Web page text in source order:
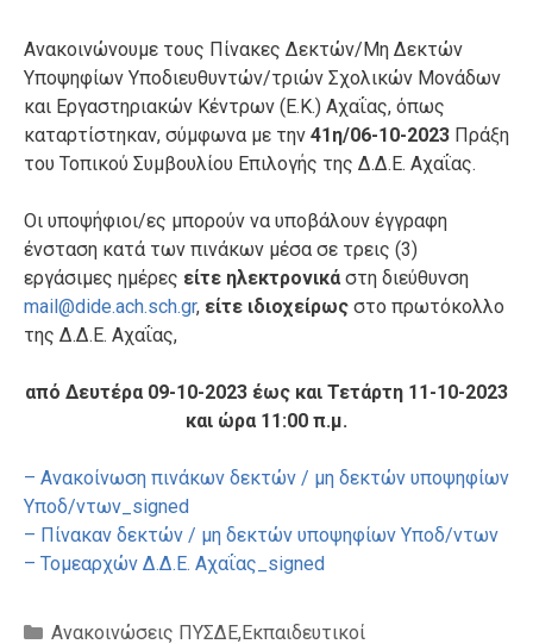
Ανακοινώνουμε τους Πίνακες Δεκτών/Μη Δεκτών
Υποψηφίων Υποδιευθυντών/τριών Σχολικών Μονάδων
και Εργαστηριακών Κέντρων (Ε.Κ.) Αχαΐας, όπως
καταρτίστηκαν, σύμφωνα με την 41η/06-10-2023 Πράξη
του Τοπικού Συμβουλίου Επιλογής της Δ.Δ.Ε. Αχαΐας.
Οι υποψήφιοι/ες μπορούν να υποβάλουν έγγραφη
ένσταση κατά των πινάκων μέσα σε τρεις (3)
εργάσιμες ημέρες είτε ηλεκτρονικά στη διεύθυνση
mail@dide.ach.sch.gr, είτε ιδιοχείρως στο πρωτόκολλο
της Δ.Δ.Ε. Αχαΐας,
από Δευτέρα 09-10-2023 έως και Τετάρτη 11-10-2023
και ώρα 11:00 π.μ.
– Ανακοίνωση πινάκων δεκτών / μη δεκτών υποψηφίων
Υποδ/ντων_signed
– Πίνακαν δεκτών / μη δεκτών υποψηφίων Υποδ/ντων
– Τομεαρχών Δ.Δ.Ε. Αχαΐας_signed
Κατηγορίες
Ανακοινώσεις ΠΥΣΔΕ,Εκπαιδευτικοί